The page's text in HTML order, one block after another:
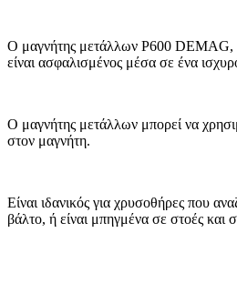
Ο μαγνήτης μετάλλων P600 DEMAG,
είναι ασφαλισμένος μέσα σε ένα
Ο μαγνήτης μετάλλων μπορεί να
στον μαγνήτη.
Είναι ιδανικός για χρυσοθήρες που
βάλτο, ή είναι μπηγμένα σε στοές και